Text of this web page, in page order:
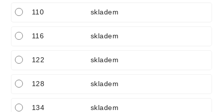
110 skladem
116 skladem
122 skladem
128 skladem
134 skladem